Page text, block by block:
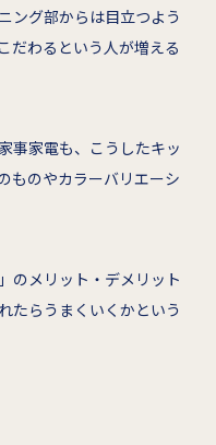
ング部からは目立つよう
だわるという人が増える
事家電も、こうしたキッ
ものやカラーバリエーシ
のメリット・デメリット
たらうまくいくかという